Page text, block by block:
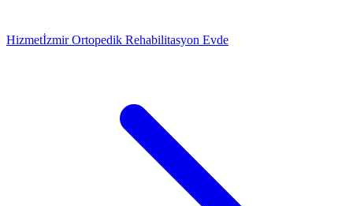
Hizmetİzmir Ortopedik Rehabilitasyon Evde